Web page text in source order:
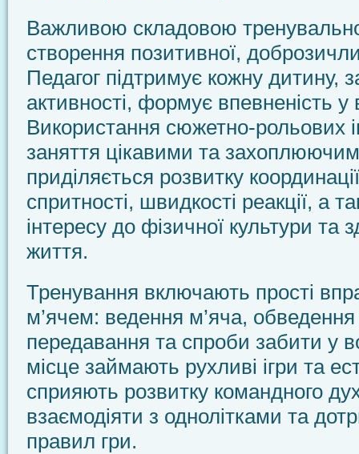
Важливою складовою
створення позитивної,
Педагог підтримує кожну дитину,
активності, формує впевненість
Використання сюжетно-рольових
заняття цікавими та
приділяється розвитку
спритності, швидкості реакції, а
інтересу до фізичної культури та
життя.
Тренування включають прості
м’ячем: ведення м’яча,
передавання та спроби забити у
місце займають рухливі ігри та
сприяють розвитку командного
взаємодіяти з однолітками та
правил гри.